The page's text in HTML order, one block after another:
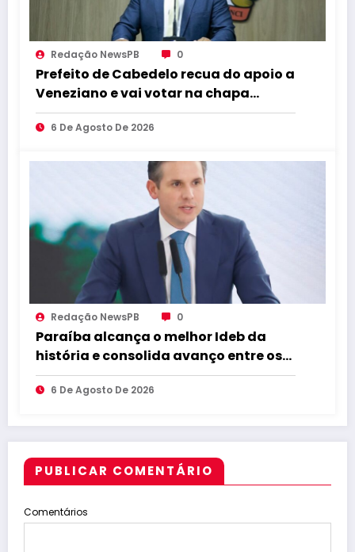
Redação NewsPB 0
Prefeito de Cabedelo recua do apoio a
Veneziano e vai votar na chapa
governista completa
6 De Agosto De 2026
Redação NewsPB 0
Paraíba alcança o melhor Ideb da
história e consolida avanço entre os
maiores do Brasil
6 De Agosto De 2026
PUBLICAR COMENTÁRIO
Comentários